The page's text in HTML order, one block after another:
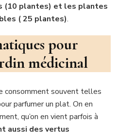
(10 plantes) et les plantes
( 25 plantes).
pour
médicinal
consomment souvent telles
parfumer un plat. On en
qu’on en vient parfois à
aussi des vertus